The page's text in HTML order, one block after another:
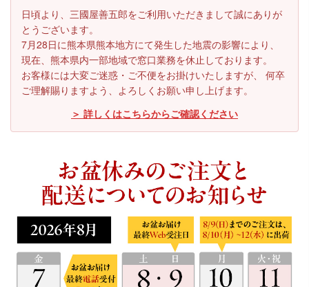
日頃より、三國屋善五郎をご利用いただきまして誠にありが
とうございます。
7月28日に熊本県熊本地方にて発生した地震の影響により、
現在、熊本県内一部地域で窓口業務を休止しております。
お客様には大変ご迷惑・ご不便をお掛けいたしますが、 何卒
ご理解賜りますよう、よろしくお願い申し上げます。
＞ 詳しくはこちらからご確認ください